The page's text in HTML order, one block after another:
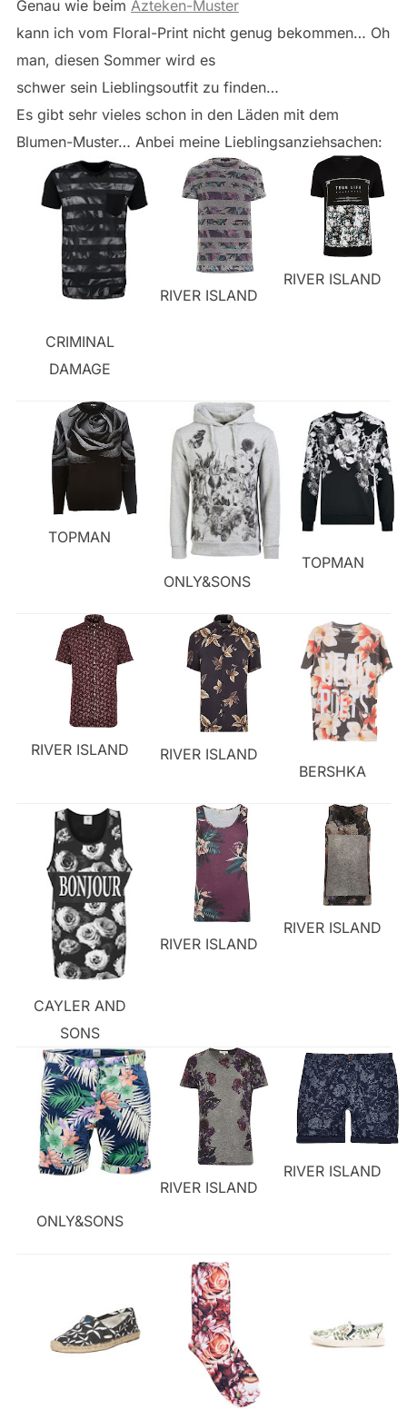
Genau wie beim Azteken-Muster
kann ich vom Floral-Print nicht genug bekommen… Oh
man, diesen Sommer wird es
schwer sein Lieblingsoutfit zu finden…
Es gibt sehr vieles schon in den Läden mit dem
Blumen-Muster… Anbei meine Lieblingsanziehsachen:
CRIMINAL
DAMAGE
RIVER ISLAND
RIVER ISLAND
TOPMAN
ONLY&SONS
TOPMAN
RIVER ISLAND
RIVER ISLAND
BERSHKA
CAYLER AND
SONS
RIVER ISLAND
RIVER ISLAND
ONLY&SONS
RIVER ISLAND
RIVER ISLAND